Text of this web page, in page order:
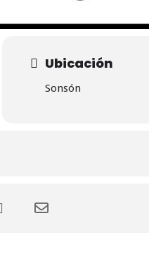
Ubicación
Sonsón